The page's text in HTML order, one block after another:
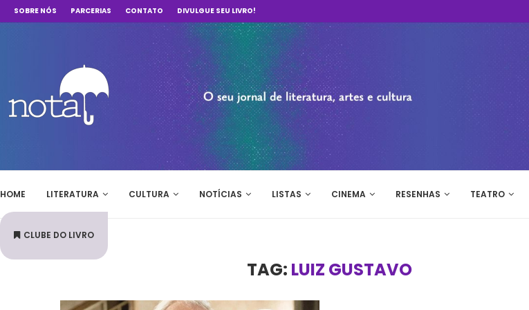
SOBRE NÓS PARCERIAS CONTATO DIVULGUE SEU LIVRO!
HOME LITERATURA CULTURA NOTÍCIAS LISTAS CINEMA RESENHAS TEATRO
CLUBE DO LIVRO
TAG: LUIZ GUSTAVO